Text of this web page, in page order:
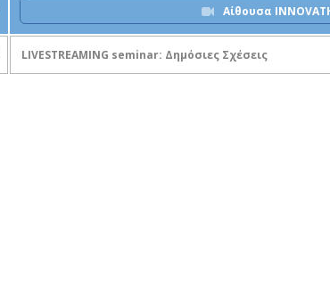
Αίθουσα
LIVESTREAMING seminar: Δημόσιες Σχέσεις